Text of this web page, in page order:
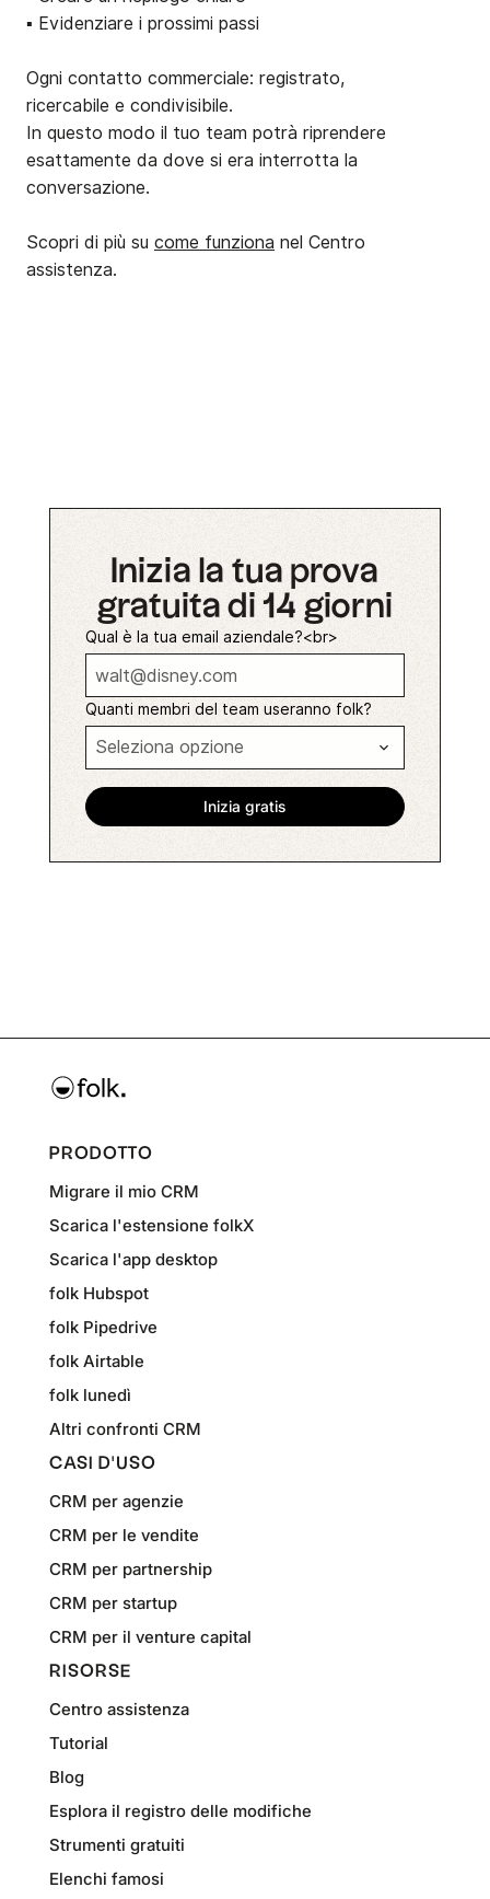
▪️ Evidenziare i prossimi passi
Ogni contatto commerciale: registrato,
ricercabile e condivisibile.
In questo modo il tuo team potrà riprendere
esattamente da dove si era interrotta la
conversazione.
Scopri di più su come funziona nel Centro
assistenza.
Inizia la tua prova
gratuita di 14 giorni
Qual è la tua email aziendale?<br>
Quanti membri del team useranno folk?
PRODOTTO
Migrare il mio CRM
Scarica l'estensione folkX
Scarica l'app desktop
folk Hubspot
folk Pipedrive
folk Airtable
folk lunedì
Altri confronti CRM
CASI D'USO
CRM per agenzie
CRM per le vendite
CRM per partnership
CRM per startup
CRM per il venture capital
RISORSE
Centro assistenza
Tutorial
Blog
Esplora il registro delle modifiche
Strumenti gratuiti
Elenchi famosi